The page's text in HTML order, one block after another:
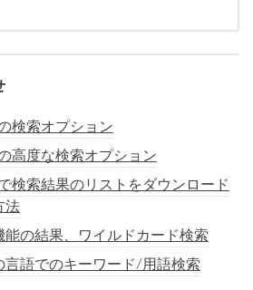
検索オプション
高度な検索オプション
検索結果のリストをダウンロード
法
の結果、ワイルドカード検索
語でのキーワード/用語検索